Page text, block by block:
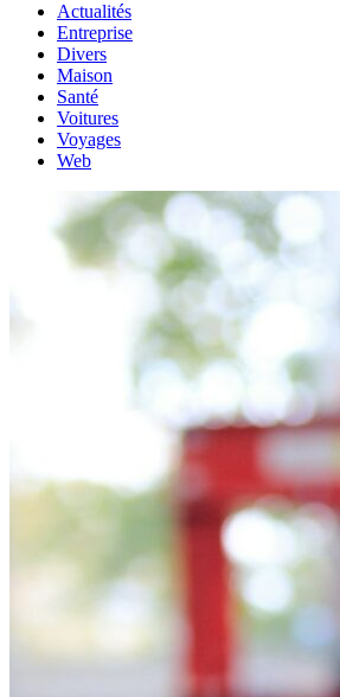
Actualités
Entreprise
Divers
Maison
Santé
Voitures
Voyages
Web